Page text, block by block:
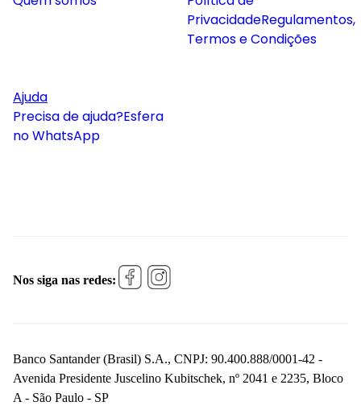
PrivacidadeRegulamentos,
Termos e Condições
Ajuda
Precisa de ajuda?Esfera
no WhatsApp
Nos siga nas redes:
Banco Santander (Brasil) S.A., CNPJ: 90.400.888/0001-42 -
Avenida Presidente Juscelino Kubitschek, nº 2041 e 2235, Bloco
A - São Paulo - SP